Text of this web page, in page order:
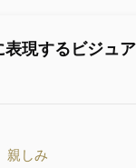
現するビジュ
親しみ